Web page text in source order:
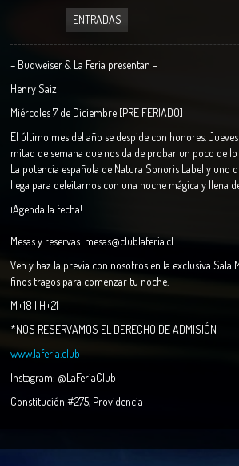
ENTRADAS
– Budweiser & La Feria presentan –
Henry Saiz
Miércoles 7 de Diciembre [PRE FERIADO]
El último mes del año se despide con honores.
mitad de semana que nos da de probar un poco de lo
La potencia española de Natura Sonoris Label y uno
llega para deleitarnos con una noche mágica y llena
¡Agenda la fecha!
Mesas y reservas: mesas@clublaferia.cl
Ven y haz la previa con nosotros en la exclusiva Sala
finos tragos para comenzar tu noche.
M+18 | H+21
*NOS RESERVAMOS EL DERECHO DE ADMISIÓN
www.laferia.club
Instagram: @LaFeriaClub
Constitución #275, Providencia